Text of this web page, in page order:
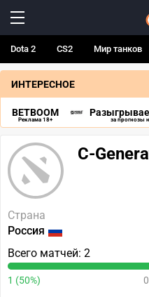
Dota 2 CS2 Мир танков
ИНТЕРЕСНОЕ
BETBOOM
Реклама 18+ за прогнозы
C-
Страна
Россия
Всего матчей: 2
1 (50%)